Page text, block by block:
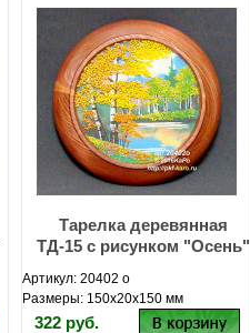
Тарелка деревянная
ТД-15 с рисунком "Осень"
Артикул: 20402 о
Размеры: 150х20х150 мм
322 руб.